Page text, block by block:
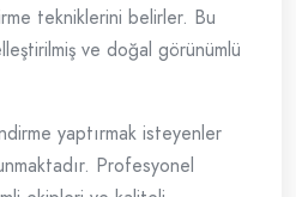
tekniklerini belirler. Bu
ve doğal görünümlü
yaptırmak isteyenler
Profesyonel